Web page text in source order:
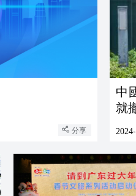
分享
中
就